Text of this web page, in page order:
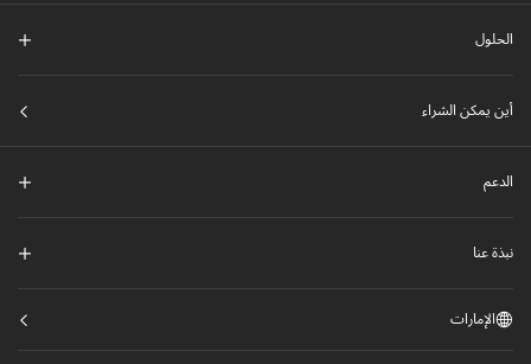
الحلول
أين يمكن الشراء
الدعم
نبذة عنا
الإمارات